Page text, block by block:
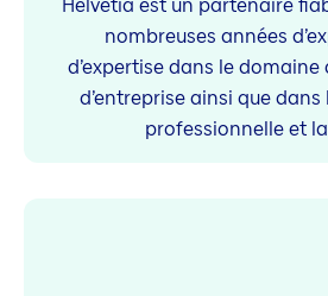
Helvetia est un partenaire
nombreuses années
d’expertise dans le domaine
d’entreprise ainsi que
professionnelle et